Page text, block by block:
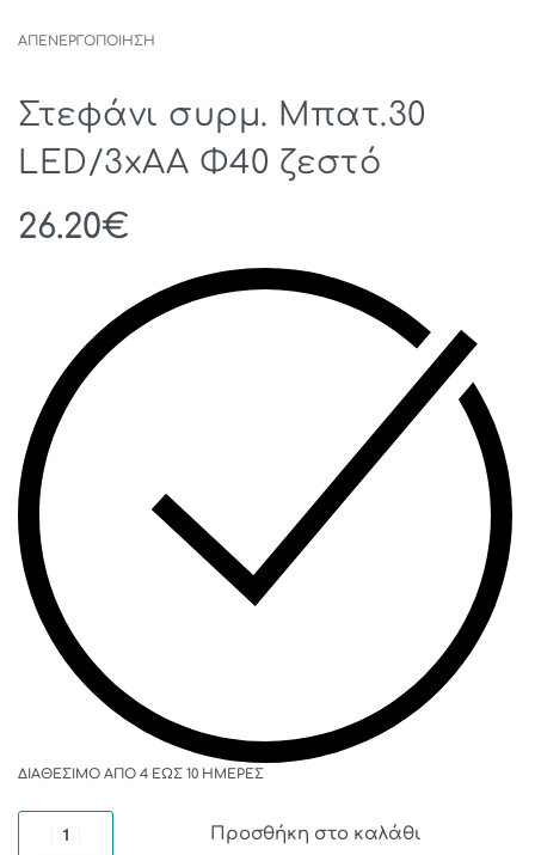
ΑΠΕΝΕΡΓΟΠΟΙΗΣΗ
Στεφάνι συρμ. Μπατ.30
LED/3xAA Φ40 ζεστό
26.20€
ΔΙΑΘΈΣΙΜΟ ΑΠΌ 4 ΈΩΣ 10 ΗΜΈΡΕΣ
Προσθήκη στο καλάθι